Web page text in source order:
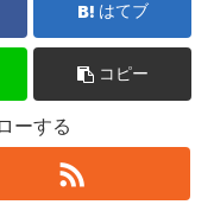
はてブ
コピー
ーする